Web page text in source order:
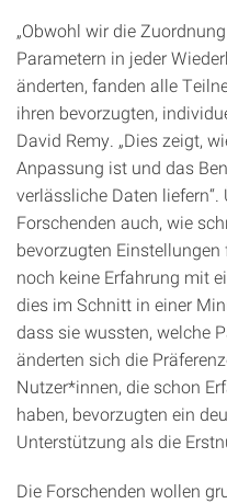
„Obwohl wir die
Parametern in jeder
änderten, fanden alle
ihren bevorzugten,
David Remy. „Dies zeigt,
Anpassung ist und das
verlässliche Daten
Forschenden auch, wie
bevorzugten
noch keine Erfahrung mit
dies im Schnitt in einer
dass sie wussten, welche
änderten sich die
Nutzer*innen, die schon
haben, bevorzugten ein
Unterstützung als die
Die Forschenden wollen